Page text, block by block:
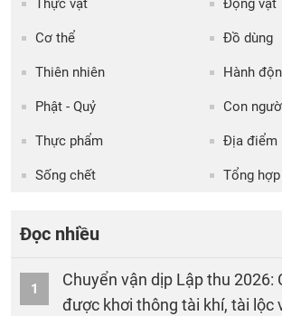
Thực vật Động vật
Cơ thể Đồ dùng
Thiên nhiên Hành
Phật - Quỷ Con
Thực phẩm Địa điểm
Sống chết Tổng hợp
Đọc nhiều
1
Chuyển vận dịp Lập thu 2026:
được khơi thông tài khí, tài lộc